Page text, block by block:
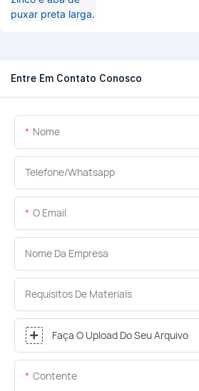
Entre Em Contato Conosco
Nome
Telefone/whatsapp
O Email
Nome Da Empresa
Requisitos De Materiais
Faça O Upload Do Seu Arquivo
Contente